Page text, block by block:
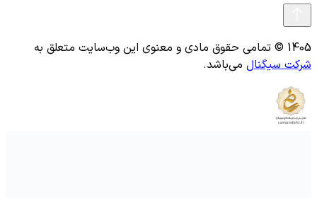
1405 © تمامی حقوق مادی و معنوی این وب‌سایت متعلق به
شرکت سیگنال می‌باشد.